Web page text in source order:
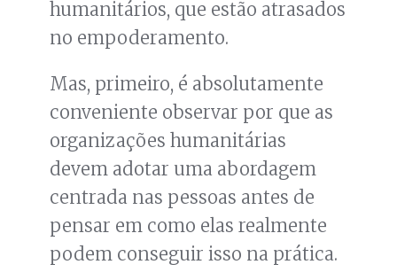
humanitários, que estão atrasados
no empoderamento.
Mas, primeiro, é absolutamente
conveniente observar por que as
organizações humanitárias
devem adotar uma abordagem
centrada nas pessoas antes de
pensar em como elas realmente
podem conseguir isso na prática.